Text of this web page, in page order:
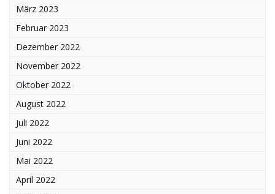
März 2023
Februar 2023
Dezember 2022
November 2022
Oktober 2022
August 2022
Juli 2022
Juni 2022
Mai 2022
April 2022